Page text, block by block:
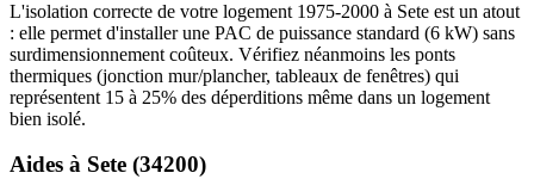
L'isolation correcte de votre logement 1975-2000 à Sete est un atout
: elle permet d'installer une PAC de puissance standard (6 kW) sans
surdimensionnement coûteux. Vérifiez néanmoins les ponts
thermiques (jonction mur/plancher, tableaux de fenêtres) qui
représentent 15 à 25% des déperditions même dans un logement
bien isolé.
Aides à Sete (34200)